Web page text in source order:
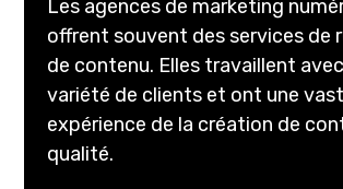
Les agences de marketing
offrent souvent des services de
de contenu. Elles travaillent
variété de clients et ont une
expérience de la création de
qualité.